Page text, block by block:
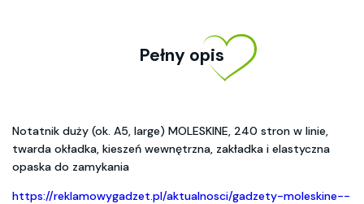
Pełny opis
Notatnik duży (ok. A5, large) MOLESKINE, 240 stron w linie,
twarda okładka, kieszeń wewnętrzna, zakładka i elastyczna
opaska do zamykania
https://reklamowygadzet.pl/aktualnosci/gadzety-moleskine--